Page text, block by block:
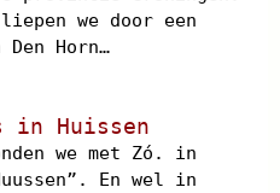
we door een
Horn…
in Huissen
we met Zó. in
En wel in